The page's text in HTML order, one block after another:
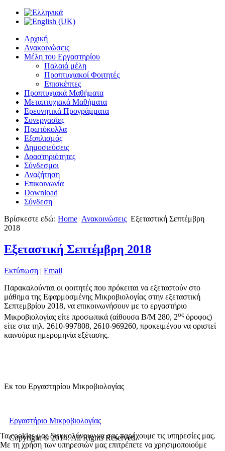
Αρχική
Ανακοινώσεις
Μέλη του Εργαστηρίου
Παλαιά μέλη
Προπτυχιακοί Φοιτητές
Επισκέπτες
Προπτυχιακά Μαθήματα
Μεταπτυχιακά Μαθήματα
Ερευνητικά Προγράμματα
Συνεργασίες
Πρωτόκολλα
Εξοπλισμός
Δημοσιεύσεις
Δραστηριότητες
Σύνδεσμοι
Αναζήτηση
Επικοινωνία
Download
Σύνδεση
Βρίσκεστε εδώ: Home Ανακοινώσεις Εξεταστική Σεπτέμβρη
2018
Εξεταστική Σεπτέμβρη 2018
Εκτύπωση | Email
Παρακαλούνται οι φοιτητές που πρόκειται να εξεταστούν στο
μάθημα της Εφαρμοσμένης Μικροβιολογίας στην εξεταστική
Σεπτεμβρίου 2018, να επικοινωνήσουν με το εργαστήριο
Μικροβιολογίας είτε προσωπικά (αίθουσα Β/Μ 280, 2ος όροφος)
είτε στα τηλ. 2610-997808, 2610-969260, προκειμένου να οριστεί
καινούρια ημερομηνία εξέτασης.
Εκ του Εργαστηρίου Μικροβιολογίας
Εργαστήριο Μικροβιολογίας
Copyright © 2014. All Rights Reserved.
Τα cookies μας διευκολύνουν να σας παρέχουμε τις υπηρεσίες μας.
Με τη χρήση των υπηρεσιών μας επιτρέπετε να χρησιμοποιούμε